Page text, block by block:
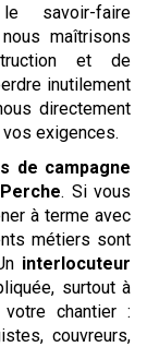
savoir-faire
maîtrisons
et de
inutilement
directement
exigences.
de campagne
. Si vous
à terme avec
métiers sont
interlocuteur
surtout à
chantier :
couvreurs,